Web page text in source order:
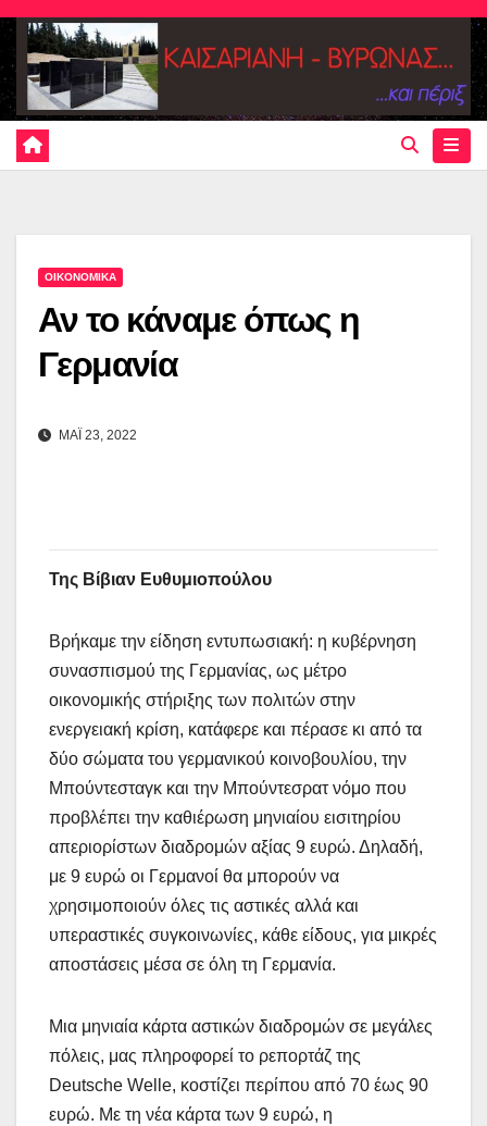
Skip
content
ΟΙΚΟΝΟΜΙΚΑ
Αν το κάναμε όπως η
Γερμανία
ΜΑΪ 23, 2022
Της Bίβιαν Ευθυμιοπούλου
Βρήκαμε την είδηση εντυπωσιακή: η κυβέρνηση
συνασπισμού της Γερμανίας, ως μέτρο
οικονομικής στήριξης των πολιτών στην
ενεργειακή κρίση, κατάφερε και πέρασε κι από τα
δύο σώματα του γερμανικού κοινοβουλίου, την
Μπούντεσταγκ και την Μπούντεσρατ νόμο που
προβλέπει την καθιέρωση μηνιαίου εισιτηρίου
απεριορίστων διαδρομών αξίας 9 ευρώ. Δηλαδή,
με 9 ευρώ οι Γερμανοί θα μπορούν να
χρησιμοποιούν όλες τις αστικές αλλά και
υπεραστικές συγκοινωνίες, κάθε είδους, για μικρές
αποστάσεις μέσα σε όλη τη Γερμανία.
Μια μηνιαία κάρτα αστικών διαδρομών σε μεγάλες
πόλεις, μας πληροφορεί το ρεπορτάζ της
Deutsche Welle, κοστίζει περίπου από 70 έως 90
ευρώ. Με τη νέα κάρτα των 9 ευρώ, η